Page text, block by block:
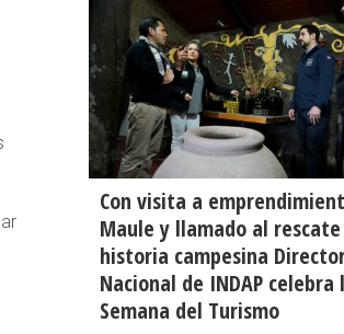
Con visita a
Maule y llamado al
historia campesina
Nacional de INDAP celebra
Semana del Turismo